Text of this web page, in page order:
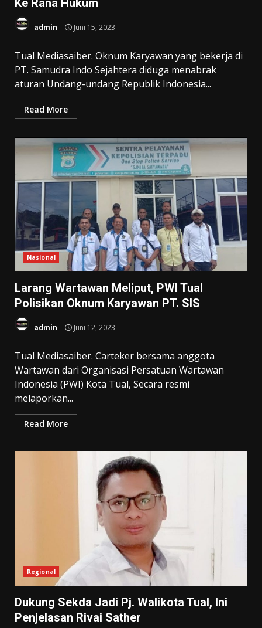
Ke Rana Hukum
admin Juni 15, 2023
Tual Mediasaiber. Oknum Karyawan yang bekerja di
PT. Samudra Indo Sejahtera diduga menabrak
aturan Undang-undang Republik Indonesia...
Read More
Nasional
Larang Wartawan Meliput, PWI Tual
Polisikan Oknum Karyawan PT. SIS
admin Juni 12, 2023
Tual Mediasaiber. Carteker bersama anggota
Wartawan dari Organisasi Persatuan Wartawan
Indonesia (PWI) Kota Tual, Secara resmi
melaporkan...
Read More
Regional
Dukung Sekda Jadi Pj. Walikota Tual, Ini
Penjelasan Rivai Sather